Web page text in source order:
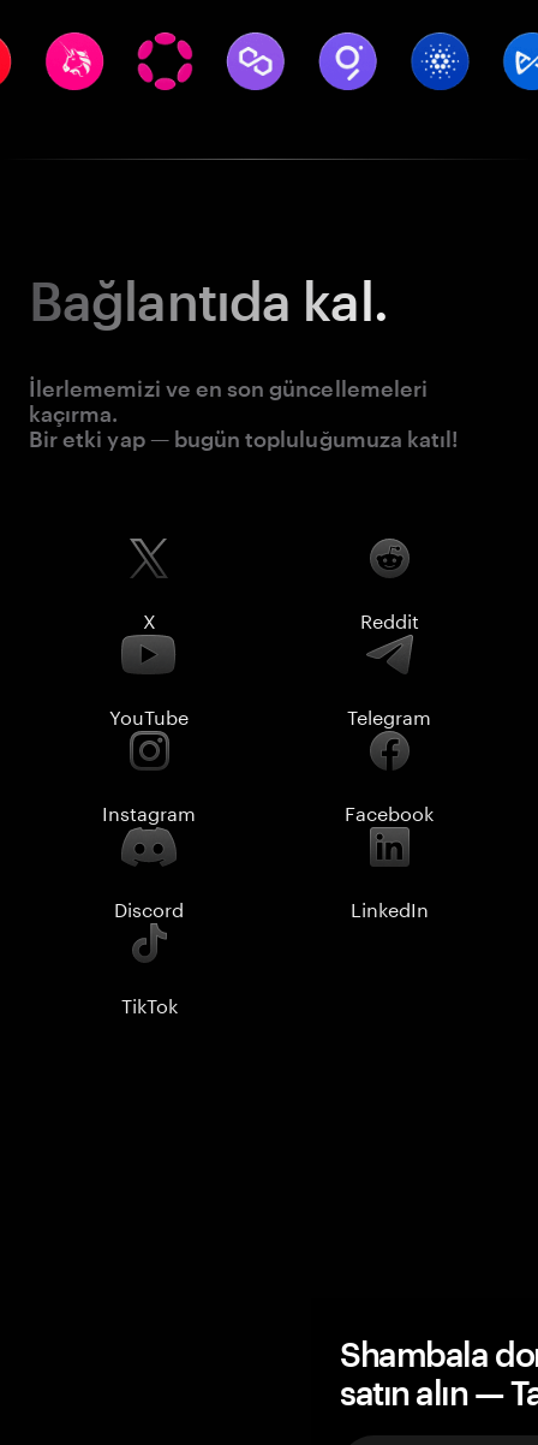
Bağlantıda kal.
İlerlememizi ve en son güncellemeleri
kaçırma.
Bir etki yap — bugün topluluğumuza katıl!
X Reddit
YouTube Telegram
Instagram Facebook
Discord LinkedIn
TikTok
Shambala
satın alın —